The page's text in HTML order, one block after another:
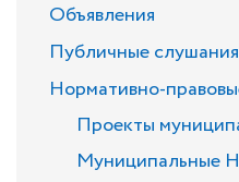
Объявления
Публичные слушания
Нормативно-
Проекты
Муниципальные